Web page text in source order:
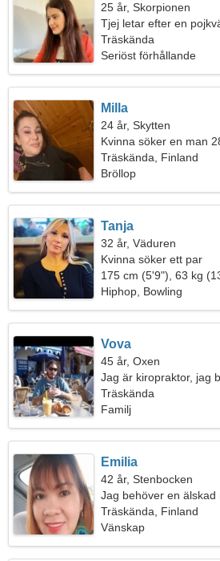
25 år, Skorpionen
Tjej letar efter en
Träskända
Seriöst förhållande
Milla
24 år, Skytten
Kvinna söker en man
Träskända, Finland
Bröllop
Tanja
32 år, Väduren
Kvinna söker ett par
175 cm (5'9"), 63 kg
Hiphop, Bowling
Vova
45 år, Oxen
Jag är kiropraktor, jag
kvinna
Träskända
Familj
Emilia
42 år, Stenbocken
Jag behöver en älskad
Träskända, Finland
Vänskap